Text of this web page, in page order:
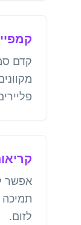
קדם
אפשר
לזום.